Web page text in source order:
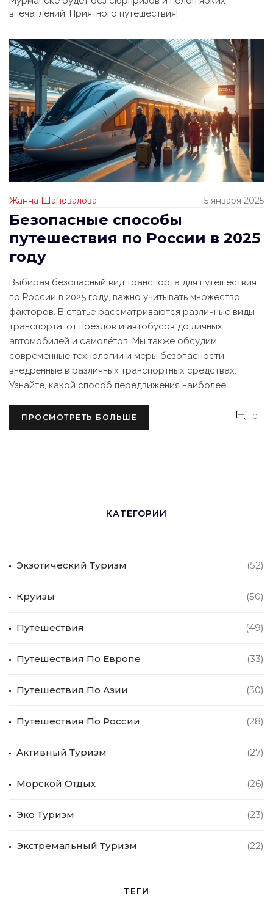
впечатлений. Приятного путешествия!
Жанна Шаповалова 5 января 2025
Безопасные способы
путешествия по России в 2025
году
Выбирая безопасный вид транспорта для путешествия
по России в 2025 году, важно учитывать множество
факторов. В статье рассматриваются различные виды
транспорта, от поездов и автобусов до личных
автомобилей и самолётов. Мы также обсудим
современные технологии и меры безопасности,
внедрённые в различных транспортных средствах.
Узнайте, какой способ передвижения наиболее
выбрать оптимальную стратегию путешествия.
ПРОСМОТРЕТЬ БОЛЬШЕ 0
КАТЕГОРИИ
Экзотический Туризм (52)
Круизы (50)
Путешествия (49)
Путешествия По Европе (33)
Путешествия По Азии (30)
Путешествия По России (28)
Активный Туризм (27)
Морской Отдых (26)
Эко Туризм (23)
Экстремальный Туризм (22)
ТЕГИ